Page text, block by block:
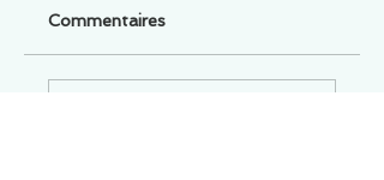
Commentaires